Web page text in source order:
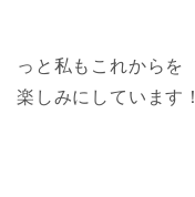
っと私もこれからを
楽しみにしています！